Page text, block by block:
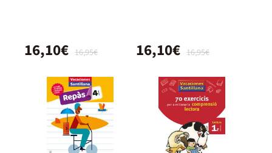
16,95€
16,10€ 16,95€
16,10€